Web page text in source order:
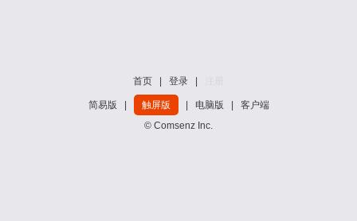
首页 登录
简易版 触屏版 电脑版
客户端
© Comsenz Inc.